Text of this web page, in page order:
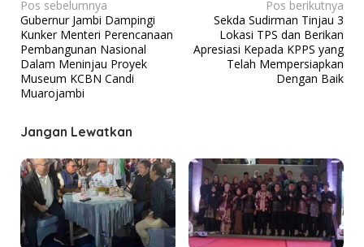
a
v
i
g
s
i
p
o
s
Pos sebelumnya
Gubernur Jambi Dampingi
Kunker Menteri Perencanaan
Pembangunan Nasional
Dalam Meninjau Proyek
Museum KCBN Candi
Muarojambi
Pos berikutnya
Sekda Sudirman Tinjau 3
Lokasi TPS dan Berikan
Apresiasi Kepada KPPS yang
Telah Mempersiapkan
Dengan Baik
Jangan Lewatkan